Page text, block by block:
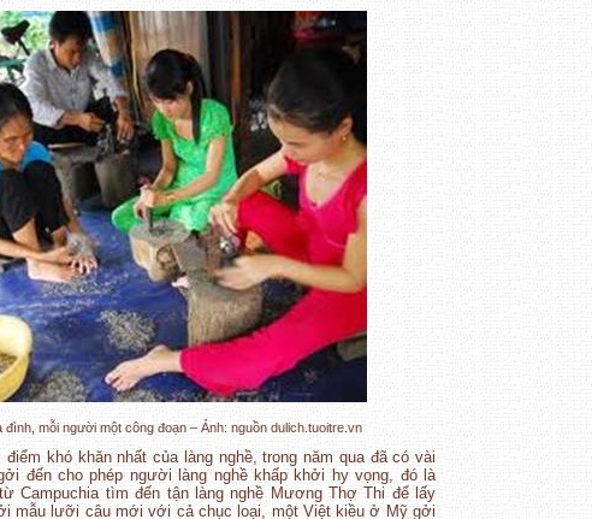
đình, mỗi người một công đoạn – Ảnh: nguồn dulich.tuoitre.vn
điểm khó khăn nhất của làng nghề, trong năm qua đã có vài
đến cho phép người làng nghề khấp khởi hy vọng, đó là
Campuchia tìm đến tận làng nghề Mương Thợ Thi để lấy
mẫu lưỡi câu mới với cả chục loại, một Việt kiều ở Mỹ gởi